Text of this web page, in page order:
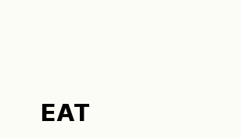
EAT